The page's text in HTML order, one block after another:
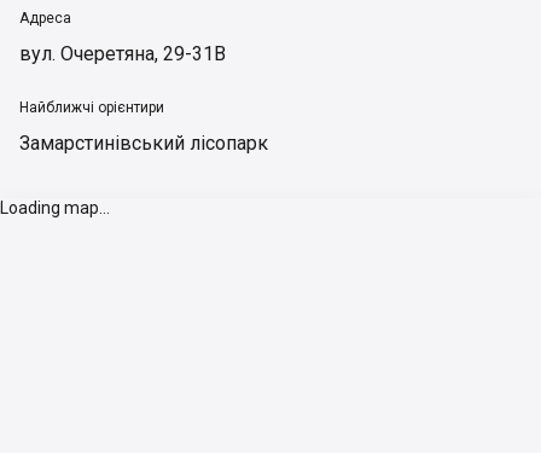
Адреса
вул. Очеретяна, 29-31В
Найближчі орієнтири
Замарстинівський лісопарк
Loading map...